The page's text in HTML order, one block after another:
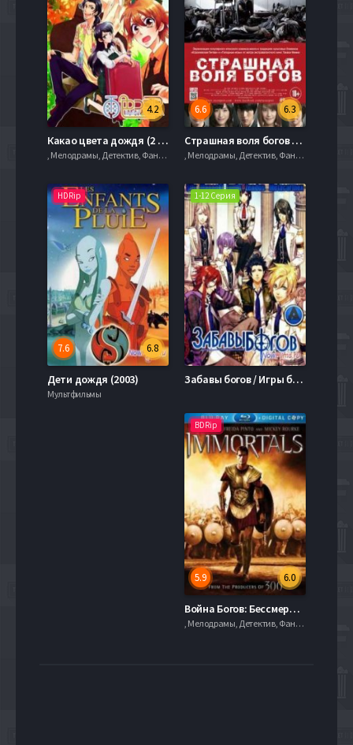
4.2
Какао цвета дождя (2 Сезон) (2015)
, Мелодрамы, Детектив, Фантастика, serial.mob
6.3
6.6
Страшная воля богов (2014)
, Мелодрамы, Детектив, Фантастика, serial.mob
HDRip
6.8
7.6
Дети дождя (2003)
Мультфильмы
1-12 Серия
Забавы богов / Игры богов (2014)
BDRip
6.0
5.9
Война Богов: Бессмертные (2011)
, Мелодрамы, Детектив, Фантастика, serial.mob